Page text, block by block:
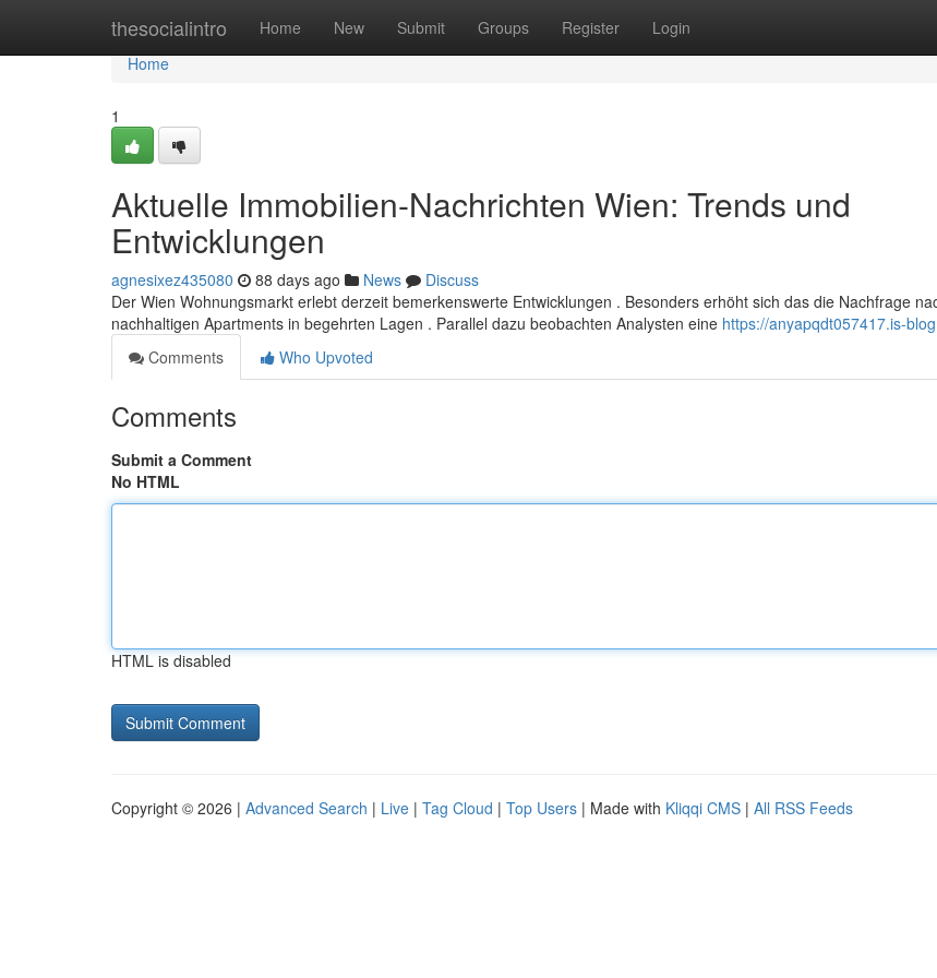
thesocialintro Home New Submit Groups Register Login
Home
Home
1
Aktuelle Immobilien-Nachrichten Wien: Trends und
Entwicklungen
agnesixez435080 88 days ago News
Discuss
Der Wien Wohnungsmarkt erlebt derzeit bemerkenswerte Entwicklungen . Besonders erhöht sich das die Nachfrage
nachhaltigen Apartments in begehrten Lagen . Parallel dazu beobachten Analysten eine https://anyapqdt057417.is-
Comments
Who Upvoted
Comments
Submit a Comment
No HTML
HTML is disabled
Copyright © 2026 | Advanced Search | Live | Tag Cloud | Top Users | Made with Kliqqi CMS | All RSS Feeds